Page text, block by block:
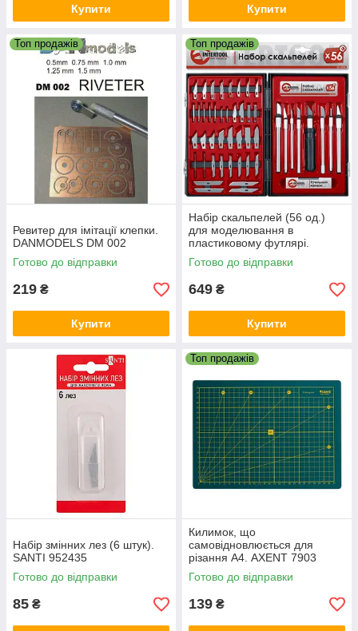
Купити Купити
Топ продажів
Ревитер для імітації клепки.
DANMODELS DM 002
Готово до відправки
219 ₴
Купити
Топ продажів
Набір скальпелей (56 од.)
для моделювання в
пластиковому футлярі.
INTERTOOL HT-0530
Готово до відправки
649 ₴
Купити
Набір змінних лез (6 штук).
SANTI 952435
Готово до відправки
85 ₴
Топ продажів
Килимок, що
самовідновлюється для
різання А4. AXENT 7903
Готово до відправки
139 ₴